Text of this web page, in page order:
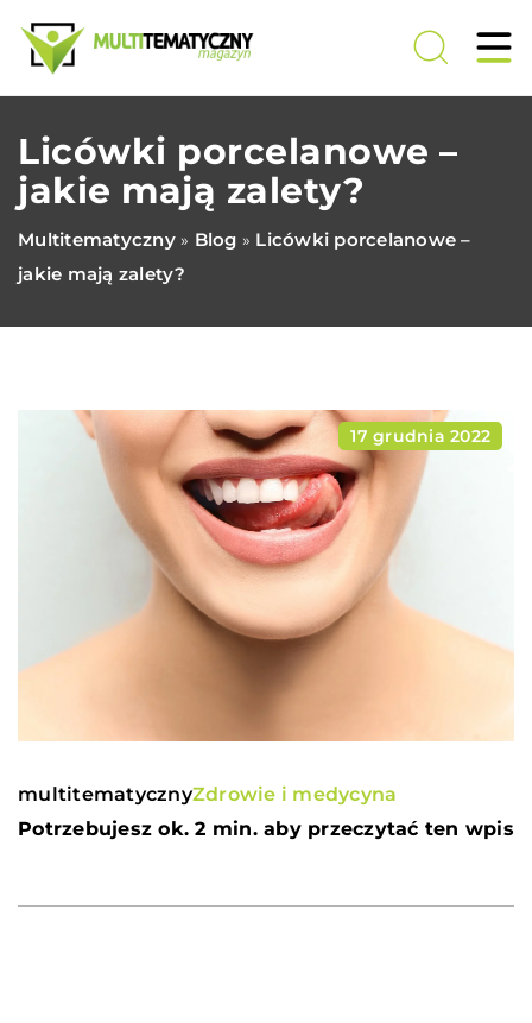
Licówki porcelanowe –
jakie mają zalety?
Multitematyczny» Blog » Licówki porcelanowe –
jakie mają zalety?
17 grudnia 2022
multitematycznyZdrowie i medycyna
Potrzebujesz ok. 2 min. aby przeczytać ten wpis